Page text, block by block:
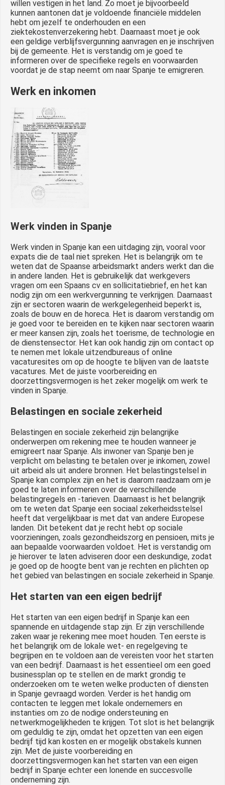
willen vestigen in het land. Zo moet je bijvoorbeeld
kunnen aantonen dat je voldoende financiële middelen
hebt om jezelf te onderhouden en een
ziektekostenverzekering hebt. Daarnaast moet je ook
een geldige verblijfsvergunning aanvragen en je inschrijven
bij de gemeente. Het is verstandig om je goed te
informeren over de specifieke regels en voorwaarden
voordat je de stap neemt om naar Spanje te emigreren.
Werk en inkomen
Werk vinden in Spanje
Werk vinden in Spanje kan een uitdaging zijn, vooral voor
expats die de taal niet spreken. Het is belangrijk om te
weten dat de Spaanse arbeidsmarkt anders werkt dan die
in andere landen. Het is gebruikelijk dat werkgevers
vragen om een Spaans cv en sollicitatiebrief, en het kan
nodig zijn om een werkvergunning te verkrijgen. Daarnaast
zijn er sectoren waarin de werkgelegenheid beperkt is,
zoals de bouw en de horeca. Het is daarom verstandig om
je goed voor te bereiden en te kijken naar sectoren waarin
er meer kansen zijn, zoals het toerisme, de technologie en
de dienstensector. Het kan ook handig zijn om contact op
te nemen met lokale uitzendbureaus of online
vacaturesites om op de hoogte te blijven van de laatste
vacatures. Met de juiste voorbereiding en
doorzettingsvermogen is het zeker mogelijk om werk te
vinden in Spanje.
Belastingen en sociale zekerheid
Belastingen en sociale zekerheid zijn belangrijke
onderwerpen om rekening mee te houden wanneer je
emigreert naar Spanje. Als inwoner van Spanje ben je
verplicht om belasting te betalen over je inkomen, zowel
uit arbeid als uit andere bronnen. Het belastingstelsel in
Spanje kan complex zijn en het is daarom raadzaam om je
goed te laten informeren over de verschillende
belastingregels en -tarieven. Daarnaast is het belangrijk
om te weten dat Spanje een sociaal zekerheidsstelsel
heeft dat vergelijkbaar is met dat van andere Europese
landen. Dit betekent dat je recht hebt op sociale
voorzieningen, zoals gezondheidszorg en pensioen, mits je
aan bepaalde voorwaarden voldoet. Het is verstandig om
je hierover te laten adviseren door een deskundige, zodat
je goed op de hoogte bent van je rechten en plichten op
het gebied van belastingen en sociale zekerheid in Spanje.
Het starten van een eigen bedrijf
Het starten van een eigen bedrijf in Spanje kan een
spannende en uitdagende stap zijn. Er zijn verschillende
zaken waar je rekening mee moet houden. Ten eerste is
het belangrijk om de lokale wet- en regelgeving te
begrijpen en te voldoen aan de vereisten voor het starten
van een bedrijf. Daarnaast is het essentieel om een goed
businessplan op te stellen en de markt grondig te
onderzoeken om te weten welke producten of diensten
in Spanje gevraagd worden. Verder is het handig om
contacten te leggen met lokale ondernemers en
instanties om zo de nodige ondersteuning en
netwerkmogelijkheden te krijgen. Tot slot is het belangrijk
om geduldig te zijn, omdat het opzetten van een eigen
bedrijf tijd kan kosten en er mogelijk obstakels kunnen
zijn. Met de juiste voorbereiding en
doorzettingsvermogen kan het starten van een eigen
bedrijf in Spanje echter een lonende en succesvolle
onderneming zijn.